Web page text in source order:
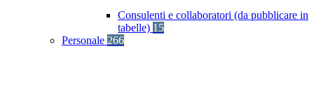
Consulenti e collaboratori (da pubblicare in
tabelle) 15
Personale 266